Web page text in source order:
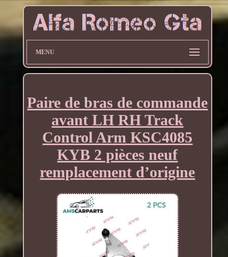
MENU
Paire de bras de commande
avant LH RH Track
Control Arm KSC4085
KYB 2 pièces neuf
remplacement d’origine